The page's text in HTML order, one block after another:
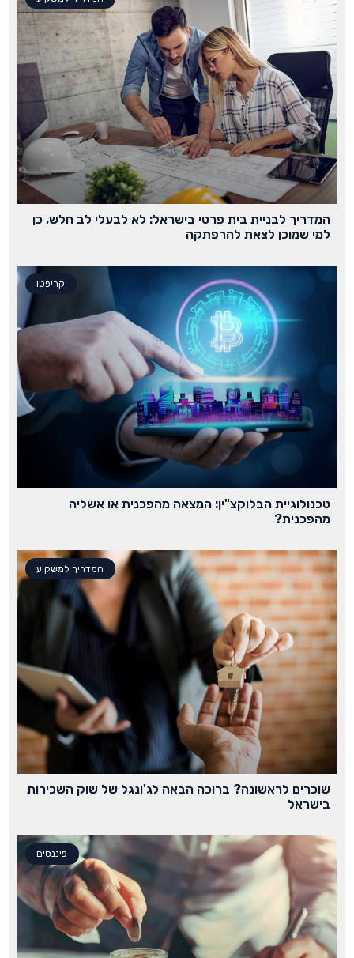
המדריך לבניית בית פרטי בישראל: לא לבעלי לב חלש, כן
למי שמוכן לצאת להרפתקה
קריפטו
טכנולוגיית הבלוקצ"ין: המצאה מהפכנית או אשליה
מהפכנית?
המדריך למשקיע
שוכרים לראשונה? ברוכה הבאה לג'ונגל של שוק השכירות
בישראל
פיננסים